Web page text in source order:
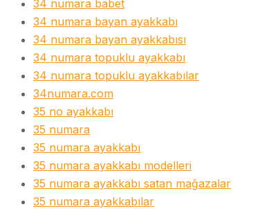
34 numara babet
34 numara bayan ayakkabı
34 numara bayan ayakkabısı
34 numara topuklu ayakkabı
34 numara topuklu ayakkabılar
34numara.com
35 no ayakkabı
35 numara
35 numara ayakkabı
35 numara ayakkabı modelleri
35 numara ayakkabı satan mağazalar
35 numara ayakkabılar